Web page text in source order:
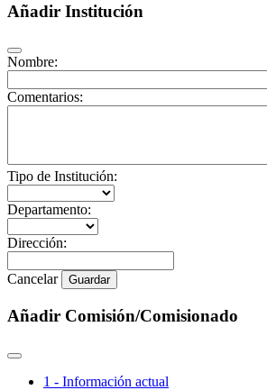
Añadir Institución
Nombre:
Comentarios:
Tipo de Institución:
Departamento:
Dirección:
Cancelar Guardar
Añadir Comisión/Comisionado
1 - Información actual